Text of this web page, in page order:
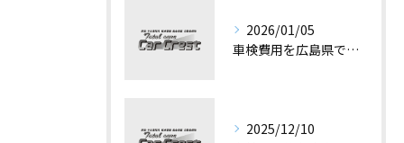
2026/01/05
車検費用を広島県で最小限に抑えるコツと見積もり比較で失敗しない方法
2025/12/10